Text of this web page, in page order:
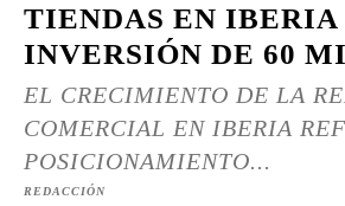
TIENDAS EN IBERIA
INVERSIÓN DE 60
EL CRECIMIENTO DE LA
COMERCIAL EN IBERIA
POSICIONAMIENTO...
REDACCIÓN